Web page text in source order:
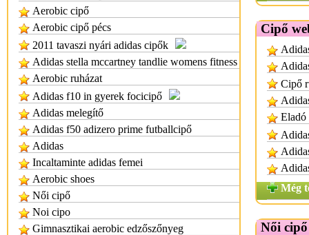
Aerobic cipő
Aerobic cipő pécs
2011 tavaszi nyári adidas cipők
Adidas stella mccartney tandlie womens fitness
Aerobic ruházat
Adidas f10 in gyerek focicipő
Adidas melegítő
Adidas f50 adizero prime futballcipő
Adidas
Incaltaminte adidas femei
Aerobic shoes
Női cipő
Noi cipo
Gimnasztikai aerobic edzőszőnyeg
Cipő
Cipő
Eladó
Még
Női